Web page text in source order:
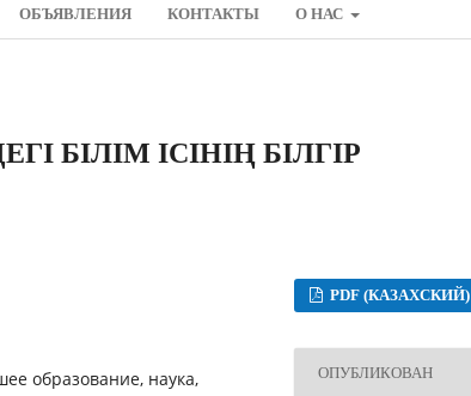
ОБЪЯВЛЕНИЯ КОНТАКТЫ О НАС
БІЛІМ ІСІНІҢ БІЛГІР
образование, наука,
PDF (КАЗАХСКИЙ)
ОПУБЛИКОВАН